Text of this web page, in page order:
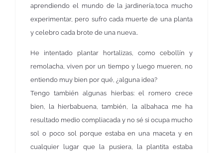
aprendiendo el mundo de la jardinería,toca mucho
experimentar, pero sufro cada muerte de una planta
y celebro cada brote de una nueva..
He intentado plantar hortalizas, como cebollín y
remolacha, viven por un tiempo y luego mueren, no
entiendo muy bien por qué, ¿alguna idea?
Tengo también algunas hierbas: el romero crece
bien, la hierbabuena, también, la albahaca me ha
resultado medio compliacada y no sé si ocupa mucho
sol o poco sol porque estaba en una maceta y en
cualquier lugar que la pusiera, la plantita estaba